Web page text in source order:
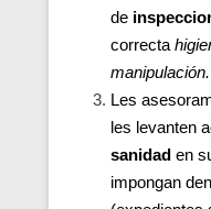
de
correcta
manipulación.
Les
les levanten
sanidad en
impongan